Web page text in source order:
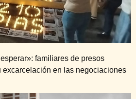
familiares de presos
excarcelación en las negociaciones